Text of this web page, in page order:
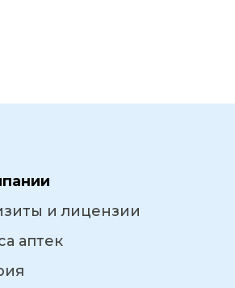
и лицензии
аптек